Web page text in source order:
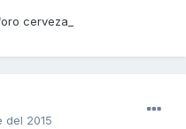
cerveza_
del 2015